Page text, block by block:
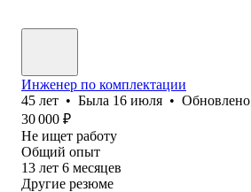
Инженер по комплектации
45 лет • Была 16 июля • Обновлено
30 000 ₽
Не ищет работу
Общий опыт
13 лет 6 месяцев
Другие резюме